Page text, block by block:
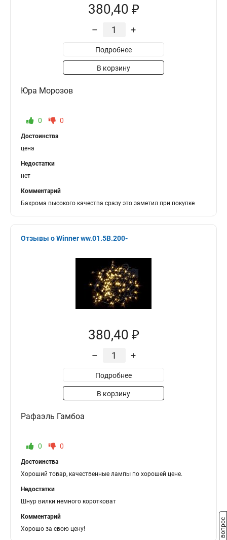
380,40 ₽
– +
Подробнее
В корзину
Юра Морозов
0 0
Достоинства
цена
Недостатки
нет
Комментарий
Бахрома высокого качества сразу это заметил при покупке
Отзывы о Winner ww.01.5B.200-
380,40 ₽
– +
Подробнее
В корзину
Рафаэль Гамбоа
0 0
Достоинства
Хороший товар, качественные лампы по хорошей цене.
Недостатки
Шнур вилки немного коротковат
Комментарий
Хорошо за свою цену!